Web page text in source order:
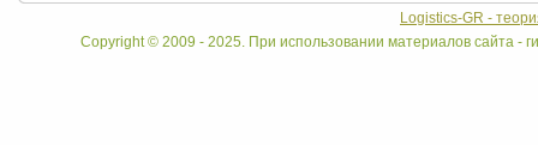
Logistics-GR -
Copyright © 2009 - 2025. При использовании материалов сайта -